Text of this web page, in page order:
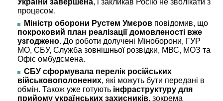
України завершена, і закликав Росію не зволікати з
процесом.
Міністр оборони Рустем Умєров повідомив, що
покроковий план реалізації домовленості вже
узгоджено. До роботи долучені Міноборони, ГУР
МО, СБУ, Служба зовнішньої розвідки, МВС, МОЗ та
Офіс омбудсмена.
СБУ сформувала перелік російських
військовополонених, які можуть бути передані в
обмін. Також уже готують інфраструктуру для
прийому українських захисників, зокрема